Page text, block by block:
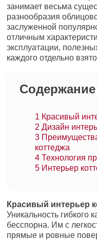
занимает весьма
разнообразия
заслуженной
отличным
эксплуатации,
каждого отдельно
Содержание
1 Красивый
2 Дизайн
3
коттеджа
4 Технология
5 Интерьер
Красивый интерьер
Уникальность гибкого
бесспорна. Им с
прямые и ровные